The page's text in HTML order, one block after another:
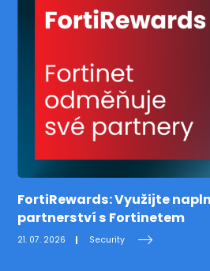
FortiRewards: Využijte
partnerství s Fortinetem
21. 07. 2026 Security